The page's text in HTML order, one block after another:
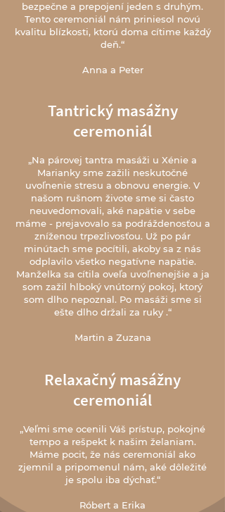
bezpečne a prepojení jeden s druhým.
Tento ceremoniál nám priniesol novú
kvalitu blízkosti, ktorú doma cítime každý
deň.“
Anna a Peter
Tantrický masážny
ceremoniál
„Na párovej tantra masáži u Xénie a
Marianky sme zažili neskutočné
uvoľnenie stresu a obnovu energie. V
našom rušnom živote sme si často
neuvedomovali, aké napätie v sebe
máme - prejavovalo sa podráždenosťou a
zníženou trpezlivosťou. Už po pár
minútach sme pocítili, akoby sa z nás
odplavilo všetko negatívne napätie.
Manželka sa cítila oveľa uvoľnenejšie a ja
som zažil hlboký vnútorný pokoj, ktorý
som dlho nepoznal. Po masáži sme si
ešte dlho držali za ruky .“
Martin a Zuzana
Relaxačný masážny
ceremoniál
„Veľmi sme ocenili Váš prístup, pokojné
tempo a rešpekt k našim želaniam.
Máme pocit, že nás ceremoniál ako
zjemnil a pripomenul nám, aké dôležité
je spolu iba dýchať.“
Róbert a Erika